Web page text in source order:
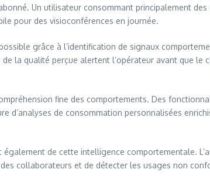
Un utilisateur consommant principalement
pour des visioconférences en journée.
grâce à l’identification de signaux
la qualité perçue alertent l’opérateur avant que
fine des comportements. Des
d’analyses de consommation personnalisées
de cette intelligence comportementale.
collaborateurs et de détecter les usages non